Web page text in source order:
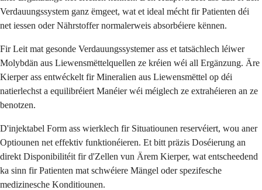
Verdauungssystem ganz ëmgeet, wat et ideal mécht fir Patienten déi
net iessen oder Nährstoffer normalerweis absorbéiere kënnen.
Fir Leit mat gesonde Verdauungssystemer ass et tatsächlech léiwer
Molybdän aus Liewensmëttelquellen ze kréien wéi all Ergänzung. Äre
Kierper ass entwéckelt fir Mineralien aus Liewensmëttel op déi
natierlechst a equilibréiert Manéier wéi méiglech ze extrahéieren an ze
benotzen.
D'injektabel Form ass wierklech fir Situatiounen reservéiert, wou aner
Optiounen net effektiv funktionéieren. Et bitt präzis Doséierung an
direkt Disponibilitéit fir d'Zellen vun Ärem Kierper, wat entscheedend
ka sinn fir Patienten mat schwéiere Mängel oder spezifesche
medizinesche Konditiounen.